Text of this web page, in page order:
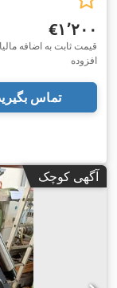
‎€۱٬۲۰۰
قیمت ثابت به اضافه
افزوده
تماس
آگهی کوچک